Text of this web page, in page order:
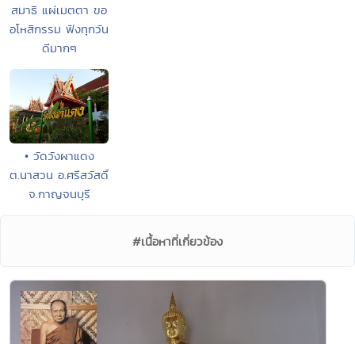
สมาธิ แผ่เมตตา ขอ
อโหสิกรรม ฟังทุกวัน
ดีมากๆ
• วัดวังผาแดง
ต.นาสวน อ.ศรีสวัสดิ์
จ.กาญจนบุรี
#เนื้อหาที่เกี่ยวข้อง